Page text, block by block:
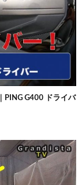
PING G400 ドライバ